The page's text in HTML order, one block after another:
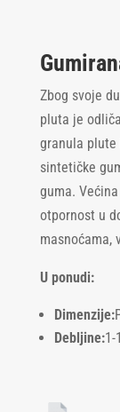
Zbog svoje
pluta je
granula
sintetičke
guma.
otpornost u
masnoćama,
U ponudi:
Dimenzije:
Debljine:1-